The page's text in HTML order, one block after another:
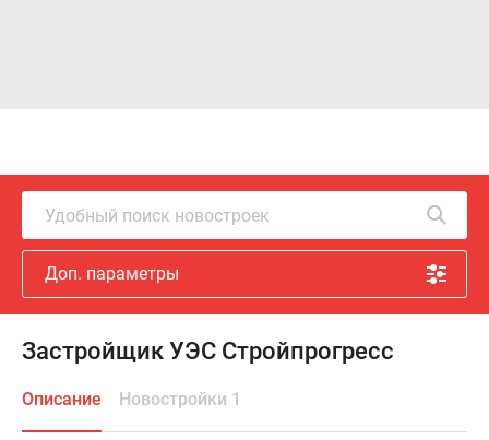
Удобный поиск новостроек
Доп. параметры
Застройщик УЭС Стройпрогресс
Описание Новостройки 1